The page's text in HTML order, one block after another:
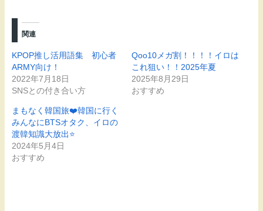
関連
KPOP推し活用語集 初心者
ARMY向け！
2022年7月18日
SNSとの付き合い方
Qoo10メガ割！！！！イロは
これ狙い！！2025年夏
2025年8月29日
おすすめ
まもなく韓国旅❤️韓国に行く
みんなにBTSオタク、イロの
渡韓知識大放出⭐️
2024年5月4日
おすすめ